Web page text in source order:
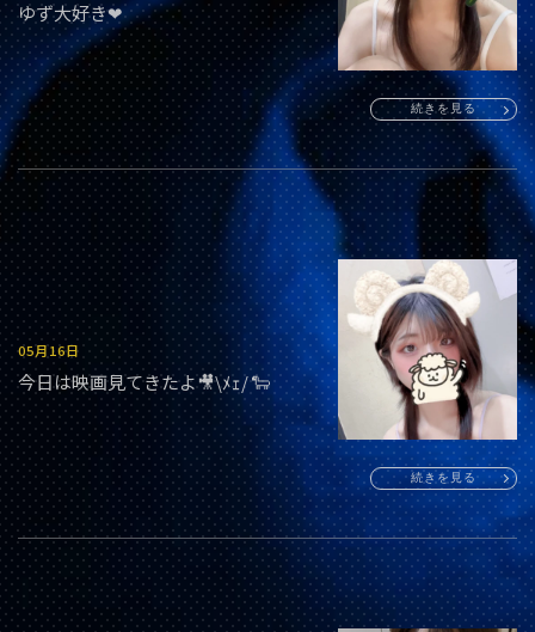
ゆず大好き‪‪❤︎
続きを見る
05月16日
今日は映画見てきたよ🎥\ﾒｪ/ 🐑
続きを見る